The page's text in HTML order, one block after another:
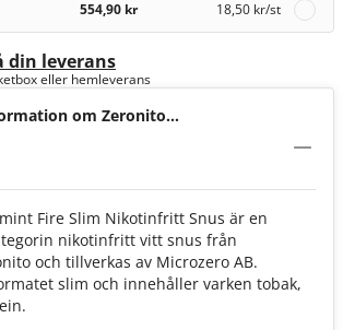
554,90 kr 18,50 kr/st
din leverans
eller hemleverans
om Zeronito
Fire Slim Nikotinfritt Snus är en
nikotinfritt vitt snus från
och tillverkas av Microzero AB.
slim och innehåller varken tobak,